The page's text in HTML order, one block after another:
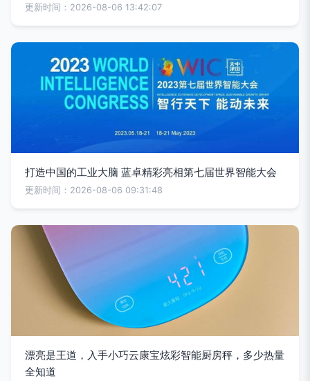
更新时间：2026-08-06 13:42:07
打造中国的工业大脑 蓝卓精彩亮相第七届世界智能大会
更新时间：2026-08-06 09:31:48
漂亮是王道，入手小巧云康宝炫彩智能厨房秤，多少热量
全知道